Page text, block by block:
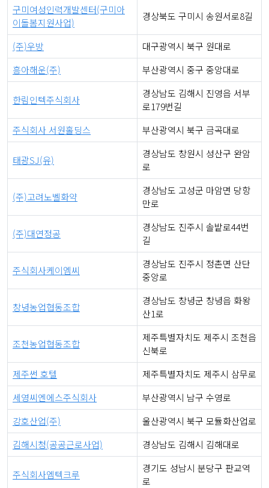
구미여성인력개발센터(구미아
이돌봄지원사업)
경상북도 구미시 송원서로8길
(주)우방
대구광역시 북구 원대로
흥아해운(주)
부산광역시 중구 중앙대로
한림인텍주식회사
경상남도 김해시 진영읍 서부
로179번길
주식회사 서원홀딩스
부산광역시 북구 금곡대로
태광SJ(유)
경상남도 창원시 성산구 완암
로
(주)고려노벨화약
경상남도 고성군 마암면 당항
만로
(주)대연정공
경상남도 진주시 솔밭로44번
길
주식회사케이엠씨
경상남도 진주시 정촌면 산단
중앙로
창녕농업협동조합
경상남도 창녕군 창녕읍 화왕
산1로
조천농업협동조합
제주특별자치도 제주시 조천읍
신북로
제주썬 호텔
제주특별자치도 제주시 삼무로
세영씨엔에스주식회사
부산광역시 남구 수영로
강호산업(주)
울산광역시 북구 모듈화산업로
김해시청(공공근로사업)
경상남도 김해시 김해대로
주식회사엠텍크루
경기도 성남시 분당구 판교역
로